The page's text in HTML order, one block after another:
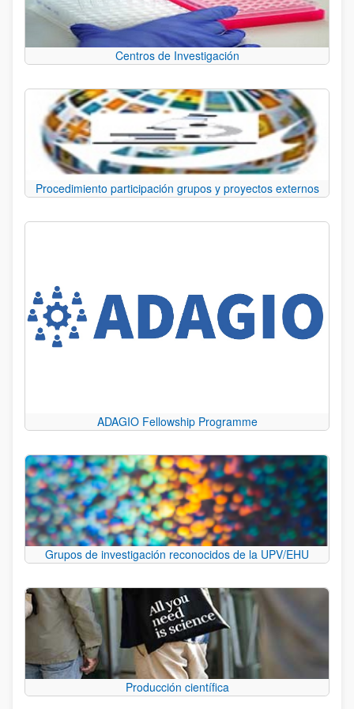
Centros de Investigación
Procedimiento participación grupos y proyectos externos
ADAGIO Fellowship Programme
Grupos de investigación reconocidos de la UPV/EHU
Producción científica